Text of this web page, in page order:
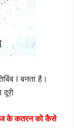
I बनता है।
के कतरन को कैसे